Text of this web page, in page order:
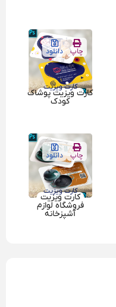
چاپ دانلود
کارت ویزیت
کارت ویزیت پوشاک
کودک
چاپ دانلود
کارت ویزیت
کارت ویزیت
فروشگاه لوازم
آشپزخانه